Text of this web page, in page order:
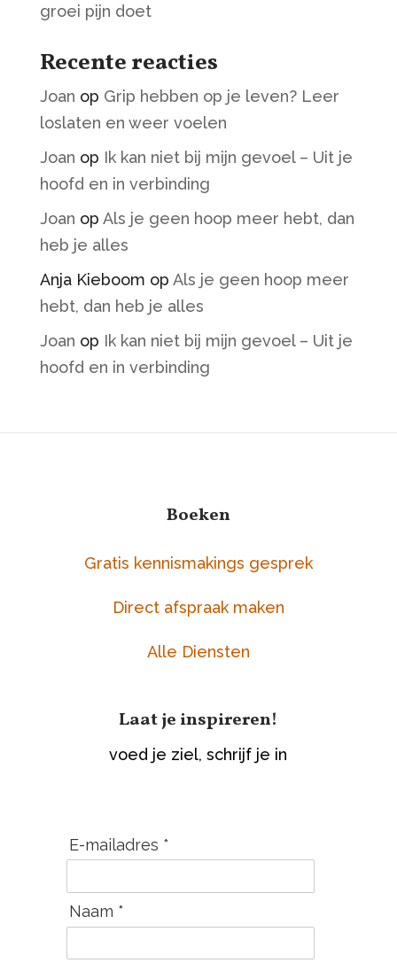
groei pijn doet
Recente reacties
Joan op Grip hebben op je leven? Leer
loslaten en weer voelen
Joan op Ik kan niet bij mijn gevoel – Uit je
hoofd en in verbinding
Joan op Als je geen hoop meer hebt, dan
heb je alles
Anja Kieboom op Als je geen hoop meer
hebt, dan heb je alles
Joan op Ik kan niet bij mijn gevoel – Uit je
hoofd en in verbinding
Boeken
Gratis kennismakings gesprek
Direct afspraak maken
Alle Diensten
Laat je inspireren!
voed je ziel, schrijf je in
E-mailadres *
Naam *